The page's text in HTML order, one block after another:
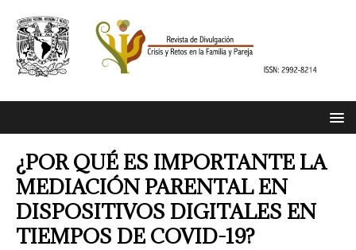
¿POR QUÉ ES IMPORTANTE LA
MEDIACIÓN PARENTAL EN
DISPOSITIVOS DIGITALES EN
TIEMPOS DE COVID-19?